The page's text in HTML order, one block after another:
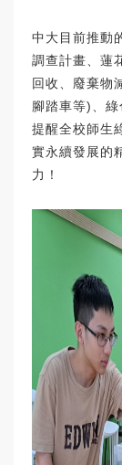
中大目前推動
調查計畫、蓮
回收、廢棄物
腳踏車等)、
提醒全校師生
實永續發展的
力！